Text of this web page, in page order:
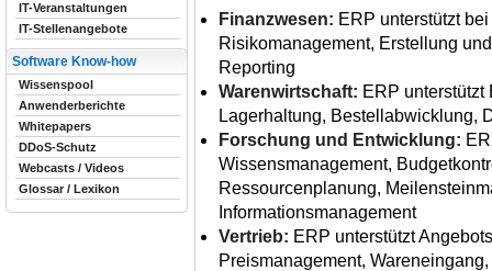
Finanzwesen: ERP unterstützt
Risikomanagement, Erstellung
Reporting
Warenwirtschaft: ERP unterstützt
Lagerhaltung, Bestellabwicklung,
Forschung und Entwicklung:
Wissensmanagement,
Ressourcenplanung,
Informationsmanagement
Vertrieb: ERP unterstützt
Preismanagement,
IT-Veranstaltungen
IT-Stellenangebote
Software Know-how
Wissenspool
Anwenderberichte
Whitepapers
DDoS-Schutz
Webcasts / Videos
Glossar / Lexikon